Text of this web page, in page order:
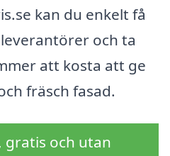
kan du enkelt få
och ta
att kosta att ge
fräsch fasad.
gratis och utan